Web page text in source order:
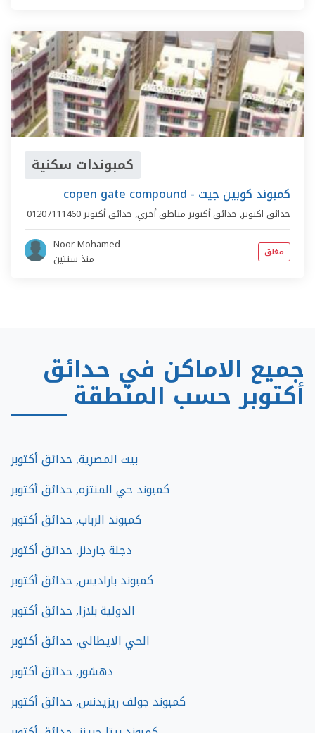
كمبوندات سكنية
copen gate compound - كمبوند كوبين جيت
حدائق اكتوبر, حدائق أكتوبر مناطق أخري, حدائق أكتوبر
Noor Mohamed
منذ سنتين
مغلق
جميع الاماكن في حدائق
أكتوبر حسب المنطقة
بيت المصرية, حدائق أكتوبر
كمبوند حي المنتزه, حدائق أكتوبر
كمبوند الرباب, حدائق أكتوبر
دجلة جاردنز, حدائق أكتوبر
كمبوند باراديس, حدائق أكتوبر
الدولية بلازا, حدائق أكتوبر
الحي الايطالي, حدائق أكتوبر
دهشور, حدائق أكتوبر
كمبوند جولف ريزيدنس, حدائق أكتوبر